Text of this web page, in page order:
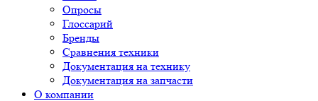
Опросы
Глоссарий
Бренды
Сравнения техники
Документация на технику
Документация на запчасти
О компании